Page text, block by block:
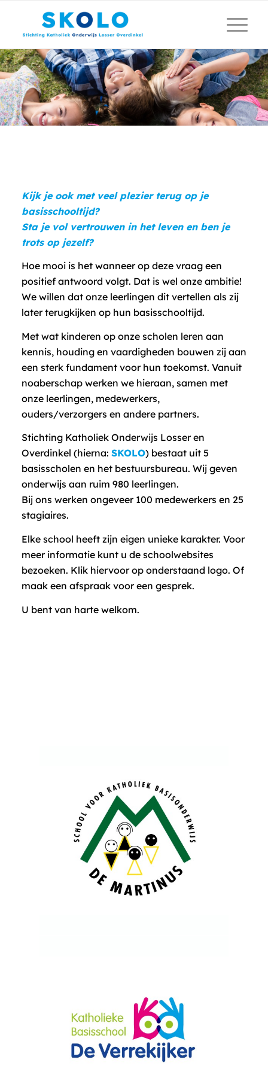
Kijk je ook met veel plezier terug op je
basisschooltijd?
Sta je vol vertrouwen in het leven en ben je
trots op jezelf?
Hoe mooi is het wanneer op deze vraag een
positief antwoord volgt. Dat is wel onze ambitie!
We willen dat onze leerlingen dit vertellen als zij
later terugkijken op hun basisschooltijd.
Met wat kinderen op onze scholen leren aan
kennis, houding en vaardigheden bouwen zij aan
een sterk fundament voor hun toekomst. Vanuit
noaberschap werken we hieraan, samen met
onze leerlingen, medewerkers,
ouders/verzorgers en andere partners.
Stichting Katholiek Onderwijs Losser en
Overdinkel (hierna: SKOLO) bestaat uit 5
basisscholen en het bestuursbureau. Wij geven
onderwijs aan ruim 980 leerlingen.
Bij ons werken ongeveer 100 medewerkers en 25
stagiaires.
Elke school heeft zijn eigen unieke karakter. Voor
meer informatie kunt u de schoolwebsites
bezoeken. Klik hiervoor op onderstaand logo. Of
maak een afspraak voor een gesprek.
U bent van harte welkom.